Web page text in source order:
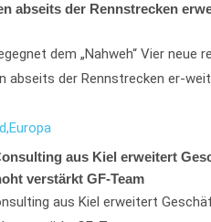
abseits der Rennstrecken
dem „Nahweh“ Vier neue
abseits der Rennstrecken er-
Europa
aus Kiel erweitert
verstärkt GF-Team
aus Kiel erweitert